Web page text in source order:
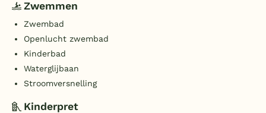
Zwemmen
Zwembad
Openlucht zwembad
Kinderbad
Waterglijbaan
Stroomversnelling
Kinderpret